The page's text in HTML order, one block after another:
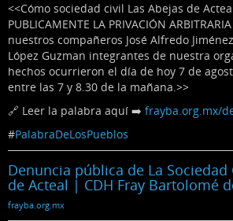
<<Cómo sociedad civil Las Abejas de
PUBLICAMENTE LA PRIVACIÓN
nuestros compañeros José Alfredo
López Guzman integrantes de nuestra
hechos ocurrieron el día de hoy 7 de
entre las 7 y 8.30 de la mañana.>>
🔗 Leer la palabra aquí ➡️ frayba.org.mx/
#PalabraDeLosPueblos
Denuncia pública de La Sociedad
de Acteal | CDH Fray Bartolomé
frayba.org.mx